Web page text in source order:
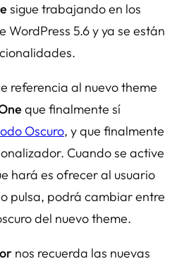
sigue trabajando en los
WordPress 5.6 y ya se están
referencia al nuevo theme
que finalmente sí
Oscuro, y que finalmente
Cuando se active
hará es ofrecer al usuario
pulsa, podrá cambiar entre
del nuevo theme.
nos recuerda las nuevas